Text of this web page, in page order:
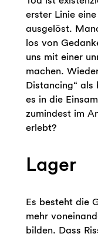
erster Linie
ausgelöst.
los von
uns mit einer
machen.
Distancing“ als
es in die
zumindest im
erlebt?
Lager
Es besteht die
mehr
bilden. Dass